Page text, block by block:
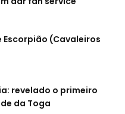
Escorpião (Cavaleiros
revelado o primeiro
da Toga